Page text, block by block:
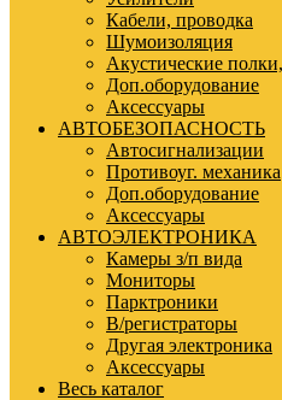
Кабели, проводка
Шумоизоляция
Акустические
Доп.оборудование
Аксессуары
АВТОБЕЗОПАСНОСТЬ
Автосигнализации
Противоуг. механика
Доп.оборудование
Аксессуары
АВТОЭЛЕКТРОНИКА
Камеры з/п вида
Мониторы
Парктроники
В/регистраторы
Другая электроника
Аксессуары
Весь каталог